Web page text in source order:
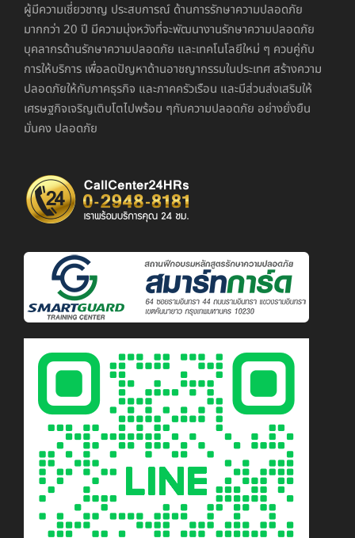
ผู้มีความเชี่ยวชาญ ประสบการณ์ ด้านการรักษาความปลอดภัย
มากกว่า 20 ปี มีความมุ่งหวังที่จะพัฒนางานรักษาความปลอดภัย
บุคลากรด้านรักษาความปลอดภัย และเทคโนโลยีใหม่ ๆ ควบคู่กับ
การให้บริการ เพื่อลดปัญหาด้านอาชญากรรมในประเทศ สร้างความ
ปลอดภัยให้กับภาคธุรกิจ และภาคครัวเรือน และมีส่วนส่งเสริมให้
เศรษฐกิจเจริญเติบโตไปพร้อม ๆกับความปลอดภัย อย่างยั่งยืน
มั่นคง ปลอดภัย